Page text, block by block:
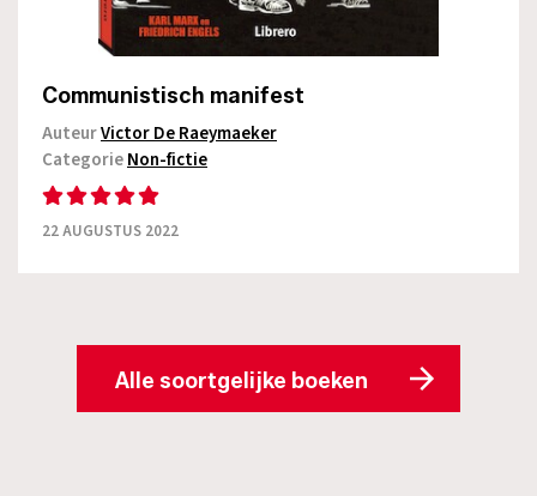
Communistisch manifest
AuteurVictor De Raeymaeker
CategorieNon-fictie
22 AUGUSTUS 2022
Alle soortgelijke boeken